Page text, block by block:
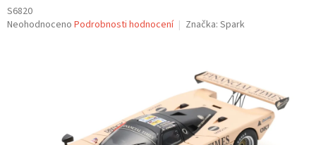
S6820
Průměrné
Neohodnoceno Podrobnosti hodnocení Značka: Spark